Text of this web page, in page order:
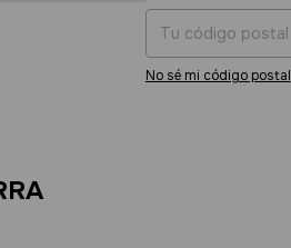
No sé mi código postal